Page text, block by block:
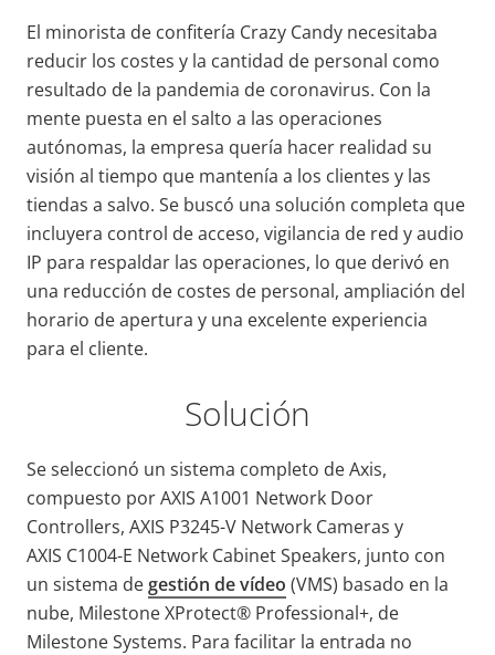
El minorista de confitería Crazy Candy necesitaba
reducir los costes y la cantidad de personal como
resultado de la pandemia de coronavirus. Con la
mente puesta en el salto a las operaciones
autónomas, la empresa quería hacer realidad su
visión al tiempo que mantenía a los clientes y las
tiendas a salvo. Se buscó una solución completa que
incluyera control de acceso, vigilancia de red y audio
IP para respaldar las operaciones, lo que derivó en
una reducción de costes de personal, ampliación del
horario de apertura y una excelente experiencia
para el cliente.
Solución
Se seleccionó un sistema completo de Axis,
compuesto por AXIS A1001 Network Door
Controllers, AXIS P3245-V Network Cameras y
AXIS C1004-E Network Cabinet Speakers, junto con
un sistema degestión de vídeo (VMS) basado en la
nube, Milestone XProtect® Professional+, de
Milestone Systems. Para facilitar la entrada no